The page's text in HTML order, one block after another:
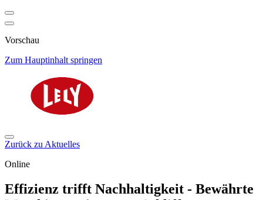
Vorschau
Zum Hauptinhalt springen
Zurück zu Aktuelles
Online
Effizienz trifft Nachhaltigkeit - Bewährte